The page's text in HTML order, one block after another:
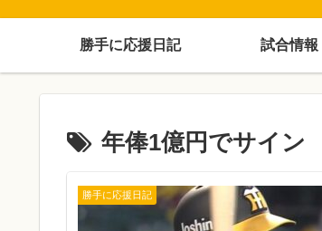
勝手に応援日記 試合情報
年俸1億円でサイン
勝手に応援日記